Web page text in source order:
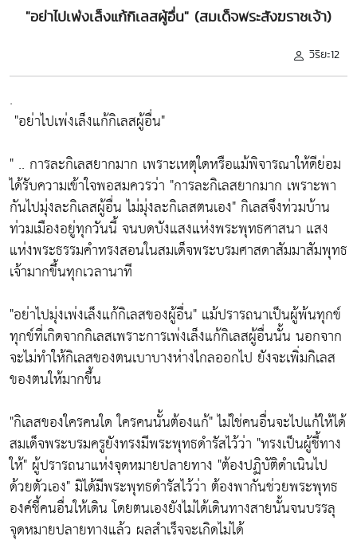
"อย่าไปเพ่งเล็งแก้กิเลสผู้อื่น" (สมเด็จพระสังฆราชเจ้า)
วิริยะ12
.
"อย่าไปเพ่งเล็งแก้กิเลสผู้อื่น"
" .. การละกิเลสยากมาก เพราะเหตุใดหรือแม้พิจารณาให้ดีย่อม
ได้รับความเข้าใจพอสมควรว่า "การละกิเลสยากมาก เพราะพา
กันไปมุ่งละกิเลสผู้อื่น ไม่มุ่งละกิเลสตนเอง" กิเลสจึงท่วมบ้าน
ท่วมเมืองอยู่ทุกวันนี้ จนบดบังแสงแห่งพระพุทธศาสนา แสง
แห่งพระธรรมคำทรงสอนในสมเด็จพระบรมศาสดาสัมมาสัมพุทธ
เจ้ามากขึ้นทุกเวลานาที
"อย่าไปมุ่งเพ่งเล็งแก้กิเลสของผู้อื่น" แม้ปรารถนาเป็นผู้พ้นทุกข์
ทุกข์ที่เกิดจากกิเลสเพราะการเพ่งเล็งแก้กิเลสผู้อื่นนั้น นอกจาก
จะไม่ทำให้กิเลสของตนเบาบางห่างไกลออกไป ยังจะเพิ่มกิเลส
ของตนให้มากขึ้น
"กิเลสของใครคนใด ใครคนนั้นต้องแก้"ไม่ใช่คนอื่นจะไปแก้ให้ได้
สมเด็จพระบรมครูยังทรงมีพระพุทธดำรัสไว้ว่า "ทรงเป็นผู้ชี้ทาง
ให้" ผู้ปรารถนาแห่งจุดหมายปลายทาง "ต้องปฏิบัติดำเนินไป
ด้วยตัวเอง"มิได้มีพระพุทธดำรัสไว้ว่า ต้องพากันช่วยพระพุทธ
องค์ชี้คนอื่นให้เดิน โดยตนเองยังไม่ได้เดินทางสายนั้นจนบรรลุ
จุดหมายปลายทางแล้ว ผลสำเร็จจะเกิดไม่ได้